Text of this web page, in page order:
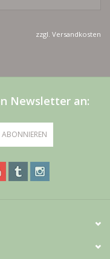
zzgl. Versandkosten
Newsletter an:
ABONNIEREN